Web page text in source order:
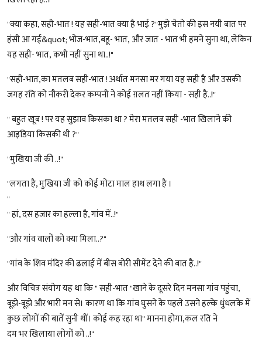
"क्या कहा, सही-भात ! यह सही-भात क्या है भाई ?"मुझे चेतो की इस नयी बात पर
हंसी आ गई&quot; भोज-भात,बहू- भात, और जात - भात भी हमने सुना था, लेकिन
यह सही- भात, कभी नहीं सुना था..!"
"सही-भात,का मतलब सही-भात ! अर्थात मनसा मर गया यह सही है और उसकी
जगह रति को नौकरी देकर कम्पनी ने कोई ग़लत नहीं किया - सही है..!"
" बहुत खूब ! पर यह सुझाव किसका था ? मेरा मतलब सही -भात खिलाने की
आइडिया किसकी थी ?"
"मुखिया जी की ..!"
"लगता है, मुखिया जी को कोई मोटा माल हाथ लगा है ।
"
" हां, दस हजार का हल्ला है, गांव में..!"
"और गांव वालों को क्या मिला..?"
"गांव के शिव मंदिर की ढलाई में बीस बोरी सीमेंट देने की बात है..!"
और विचित्र संयोग यह था कि " सही-भात "खाने के दूसरे दिन मनसा गांव पहुंचा,
बूझे-बूझे और भारी मन से। कारण था कि गांव घुसने के पहले उसने हल्के धुंधलके में
कुछ लोगों की बातें सुनी थीं। कोई कह रहा था" मानना होगा,कल रति ने
दम भर खिलाया लोगों को ..!"